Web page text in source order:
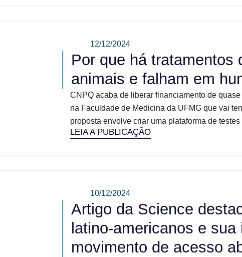
12/12/2024
Por que há tratamentos
animais e falham em
CNPQ acaba de liberar financiamento de
na Faculdade de Medicina da UFMG que vai
proposta envolve criar uma plataforma de
LEIA A PUBLICAÇÃO
10/12/2024
Artigo da Science
latino-americanos e
movimento de acesso